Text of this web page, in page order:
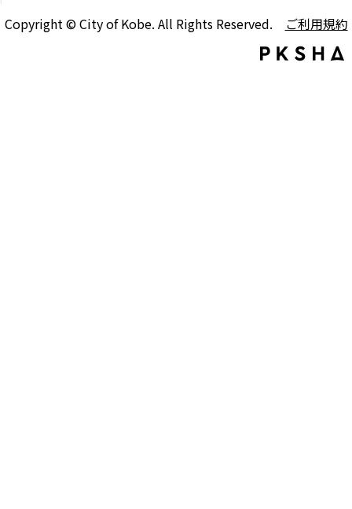
Copyright © City of Kobe. All Rights Reserved. ご利用規約